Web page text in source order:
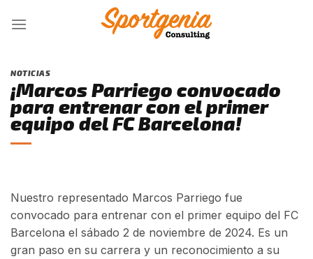
NOTICIAS
¡Marcos Parriego convocado
para entrenar con el primer
equipo del FC Barcelona!
Nuestro representado Marcos Parriego fue
convocado para entrenar con el primer equipo del FC
Barcelona el sábado 2 de noviembre de 2024. Es un
gran paso en su carrera y un reconocimiento a su